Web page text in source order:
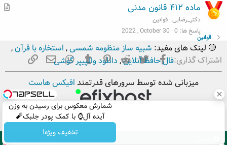
شمارش معکوس برای رسیدن به وزن
آیده آل⌚ با کمک پودر جلبک🧨
تخفیف ویژه!
م
ماده ۴۱۲ قانون مدنی
دکتر_رضایی قوانین
پاسخ ها 0
2022 , October 30
اشتراک گذاری: فیسبوکتویتر Reddit
Pinterest
Tumblr
WhatsApp
ایمیل
قوانین
🔴 لینک های مفید: شبیه ساز منظومه شمسی, استخاره با قرآن,
فال حافظ آنلاین, دانلود والپیپر گوشی
میزبانی شده توسط سرورهای قدرتمند افیکس هاست